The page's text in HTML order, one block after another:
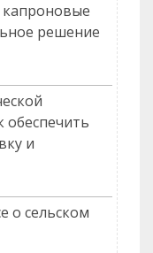
решение
обеспечить
и
о сельском